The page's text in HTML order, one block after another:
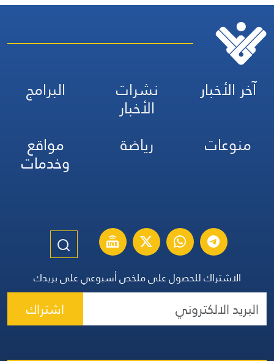
آخر الأخبار نشرات
الأخبار
البرامج
منوعات
رياضة مواقع
وخدمات
الاشتراك للحصول على ملخص أسبوعي على بريدك
اشتراك